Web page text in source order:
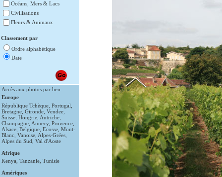
Océans, Mers & Lacs
Civilisations
Fleurs & Animaux
Classement par
Ordre alphabétique
Date
Accès aux photos par lien
Europe
République Tchèque Portugal
Bretagne Gironde Vendee
Suisse Hongrie Autriche
Champagne Annecy, Provence
Alsace Belgique Ecosse Mont-
Blanc Vanoise Alpes-Grées
Alpes du Sud Val d'Aoste
Afrique
Kenya Tanzanie Tunisie
Amériques